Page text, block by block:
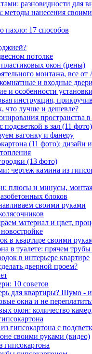
разновидности для
методы нанесения
пахло: 17 способов
потолке
окон (цены)
монтажа, все
и входные двери
и особенности установки
инструкция,
что лучше и дешевле?
пространства
в зал (11 фото)
вагонку и фанеру
(11 фото): дизайн
(13 фото)
чертеж камина из
плюсы и минусы,
блоков
своими руками
материал и цвет,
в квартире своими
в туалете: прячем трубы
в интерьере квартире
дверной проем?
10 советов
для квартиры? Шумо - и
окна и не
окон: количество
гипсокартона с
своими руками (видео)
гипсокартона